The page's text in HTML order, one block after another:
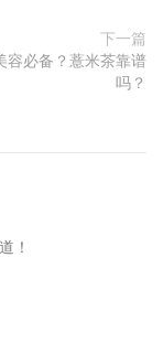
下一篇
容必备？薏米茶靠谱
吗？
！